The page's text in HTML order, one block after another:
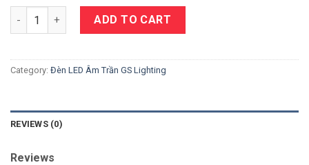
Quantity ADD TO CART
Category: Đèn LED Âm Trần GS Lighting
REVIEWS (0)
Reviews